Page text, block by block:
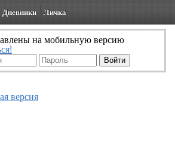
Дневники Личка
на мобильную версию
версия